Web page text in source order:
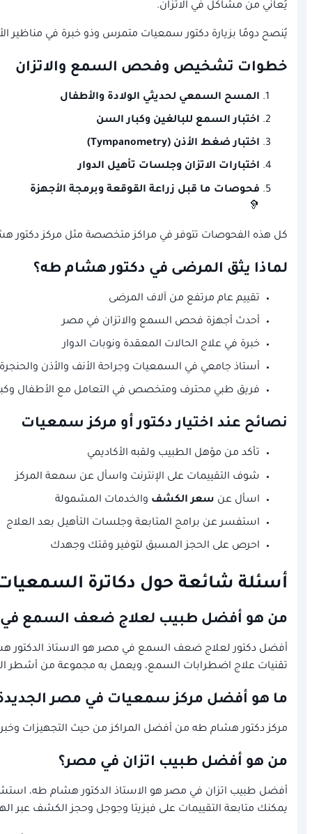
يُعاني من مشاكل في الاتزان.
يُنصح دومًا بزيارة دكتور سمعيات متمرس وذو خبرة في
خطوات تشخيص وفحص السمع والاتزان
المسح السمعي لحديثي الولادة والأطفال
اختبار السمع للبالغين وكبار السن
اختبار ضغط الأذن (Tympanometry)
اختبارات الاتزان وجلسات تأهيل الدوار
فحوصات ما قبل زراعة القوقعة وبرمجة الأجهزة
🦻
كل هذه الفحوصات تتوفر في مراكز متخصصة مثل مركز دكتور
لماذا يثق المرضى في دكتور هشام طه؟
تقييم عام مرتفع من آلاف المرضى
أحدث أجهزة فحص السمع والاتزان في مصر
خبرة في علاج الحالات المعقدة ونوبات الدوار
أستاذ جامعي في السمعيات وجراحة الأنف والأذن والحنجرة
فريق طبي محترف ومتخصص في التعامل مع الأطفال
نصائح عند اختيار دكتور أو مركز سمعيات
تأكد من مؤهل الطبيب ولقبه الأكاديمي
شوف التقييمات على الإنترنت واسأل عن سمعة المركز
اسأل عن سعر الكشف والخدمات المشمولة
استفسر عن برامج المتابعة وجلسات التأهيل بعد العلاج
احرص على الحجز المسبق لتوفير وقتك وجهدك
أسئلة شائعة حول دكاترة
من هو أفضل طبيب لعلاج ضعف السمع
أفضل دكتور لعلاج ضعف السمع في مصر هو الاستاذ الدكتور
تقنيات علاج اضطرابات السمع، ويعمل به مجموعة من أشطر
ما هو أفضل مركز سمعيات في مصر
مركز دكتور هشام طه من أفضل المراكز من حيث التجهيزات
من هو أفضل طبيب اتزان في مصر؟
أفضل طبيب اتزان في مصر هو الاستاذ الدكتور هشام طه،
يمكنك متابعة التقييمات على فيزيتا وجوجل وحجز الكشف عبر